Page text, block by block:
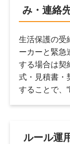
み・連絡先
生活保護の受
ーカーと緊急
する場合は契
式・見積書・
することで、
ルール運